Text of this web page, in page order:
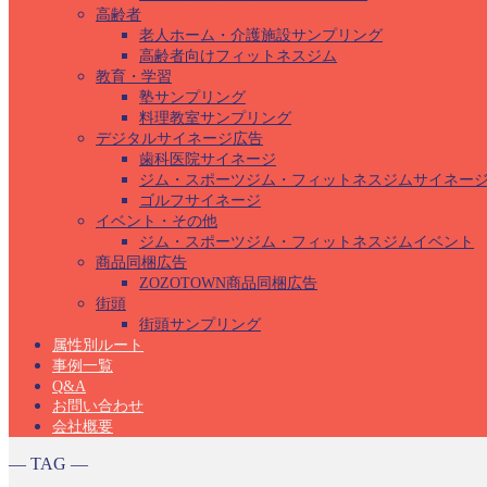
高齢者
老人ホーム・介護施設サンプリング
高齢者向けフィットネスジム
教育・学習
塾サンプリング
料理教室サンプリング
デジタルサイネージ広告
歯科医院サイネージ
ジム・スポーツジム・フィットネスジムサイネー
ゴルフサイネージ
イベント・その他
ジム・スポーツジム・フィットネスジムイベント
商品同梱広告
ZOZOTOWN商品同梱広告
街頭
街頭サンプリング
属性別ルート
事例一覧
Q&A
お問い合わせ
会社概要
― TAG ―